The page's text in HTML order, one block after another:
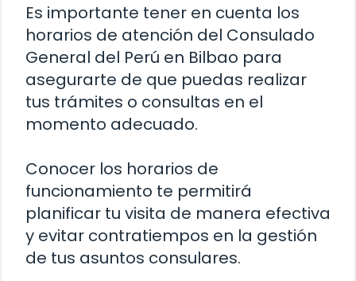
Es importante tener en cuenta los
horarios de atención del Consulado
General del Perú en Bilbao para
asegurarte de que puedas realizar
tus trámites o consultas en el
momento adecuado.
Conocer los horarios de
funcionamiento te permitirá
planificar tu visita de manera efectiva
y evitar contratiempos en la gestión
de tus asuntos consulares.